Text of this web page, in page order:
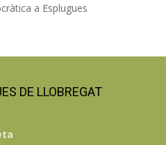
a Esplugues
DE LLOBREGAT